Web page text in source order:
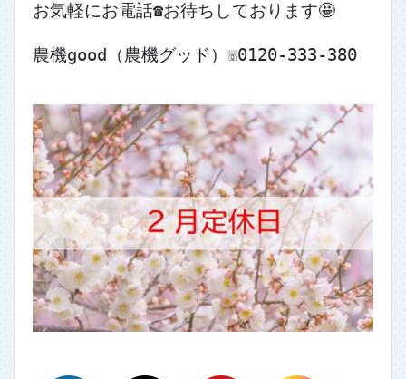
お気軽にお電話☎お待ちしております🤩
農機good（農機グッド）☏0120-333-380